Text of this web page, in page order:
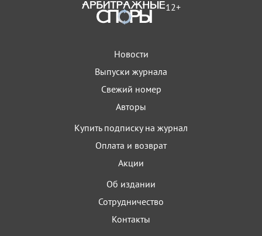
12+
Новости
Выпуски журнала
Свежий номер
Авторы
Купить подписку на журнал
Оплата и возврат
Акции
Об издании
Сотрудничество
Контакты